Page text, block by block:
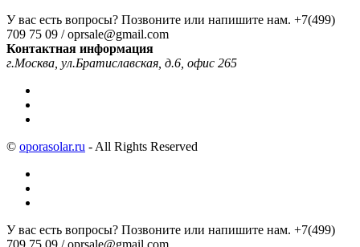
У вас есть вопросы? Позвоните или напишите нам. +7(499)
709 75 09 / oprsale@gmail.com
Контактная информация
г.Москва, ул.Братиславская, д.6, офис 265
© oporasolar.ru - All Rights Reserved
У вас есть вопросы? Позвоните или напишите нам. +7(499)
709 75 09 / oprsale@gmail.com